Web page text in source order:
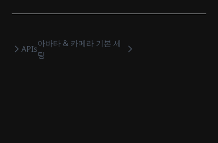
APIs
아바타 & 카메라 기본 세
팅